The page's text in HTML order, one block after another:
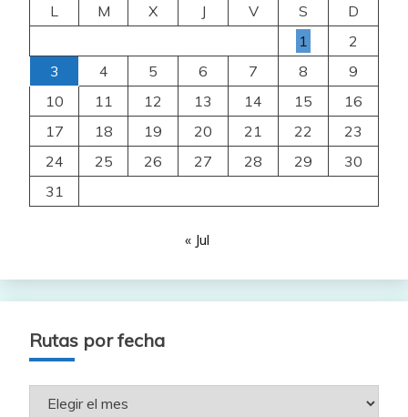
L
M X J V S
D
1
2
3
4 5 6 7 8
9
10
11 12 13 14 15
16
17
18 19 20 21 22
23
24
25 26 27 28 29
30
31
« Jul
Rutas por fecha
Rutas